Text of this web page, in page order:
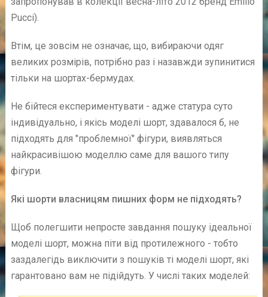
Pucci).
Втім, це зовсім не означає, що, вибираючи одяг
великих розмірів, потрібно раз і назавжди зупинитися
тільки на шортах-бермудах.
Не бійтеся експериментувати - адже статура суто
індивідуально, і якісь моделі шорт, здавалося б, не
підходять для "проблемної" фігури, виявляться
найкрасивішою моделлю саме для вашого типу
фігури.
Які шорти власницям пишних форм не підходять?
Щоб полегшити непросте завдання пошуку ідеальної
моделі шорт, можна піти від протилежного - тобто
заздалегідь виключити з пошуків ті моделі шорт, які
гарантовано вам не підійдуть. У числі таких моделей: